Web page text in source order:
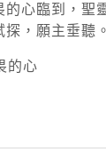
心臨到，聖
，願主垂聽。
的心